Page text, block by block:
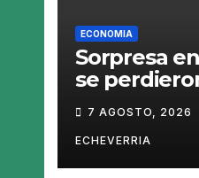
ECONOMIA
Sorpresa
se
empleos en
mercado
las
para las
7 AGOSTO, 2026
ECHEVERRIA